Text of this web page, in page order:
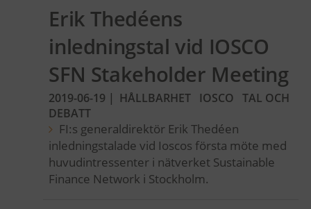
Erik Thedéens
inledningstal vid IOSCO
SFN Stakeholder Meeting
2019-06-19 | HÅLLBARHET IOSCO
TAL OCH
DEBATT
FI:s generaldirektör Erik Thedéen
inledningstalade vid Ioscos första möte med
huvudintressenter i nätverket Sustainable
Finance Network i Stockholm.